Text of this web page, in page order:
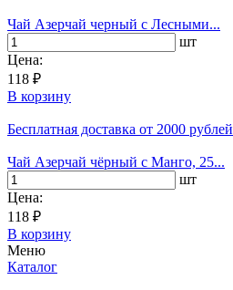
Чай Азерчай черный с Лесными...
шт
Цена:
118 ₽
В корзину
Бесплатная доставка от 2000 рублей
Чай Азерчай чёрный с Манго, 25...
шт
Цена:
118 ₽
В корзину
Меню
Каталог